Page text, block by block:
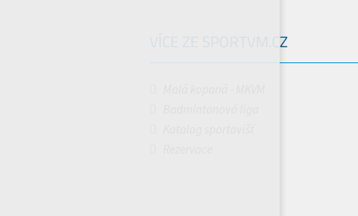
VÍCE ZE SPORTVM.CZ